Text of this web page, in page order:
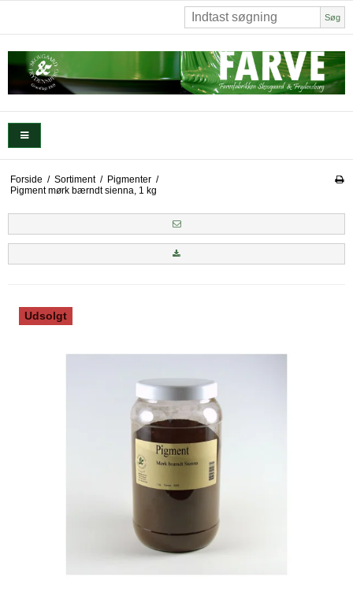
Søg
Forside / Sortiment / Pigmenter /
Pigment mørk bærndt sienna, 1 kg
Udsolgt